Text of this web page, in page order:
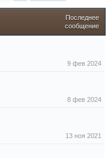
Последнее
сообщение
9 фев 2024
8 фев 2024
13 ноя 2021